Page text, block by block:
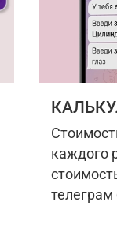
каждого
телеграм